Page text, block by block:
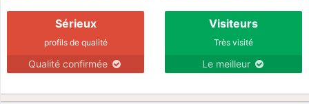
Sérieux
profils de qualité
Qualité confirmée
Visiteurs
Très visité
Le meilleur